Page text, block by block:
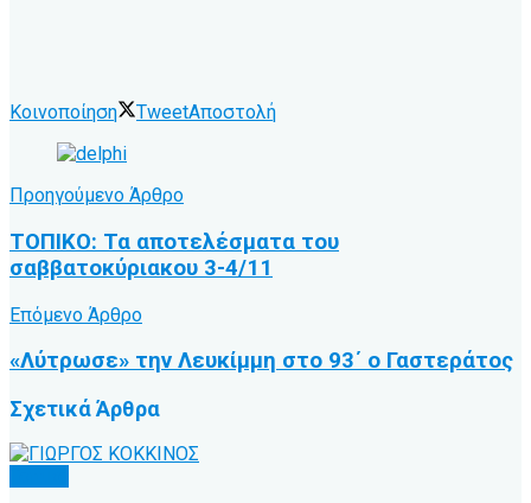
Κοινοποίηση TweetΑποστολή
Προηγούμενο Άρθρο
ΤΟΠΙΚΟ: Τα αποτελέσματα του
σαββατοκύριακου 3-4/11
Επόμενο Άρθρο
«Λύτρωσε» την Λευκίμμη στο 93΄ ο Γαστεράτος
ΣχετικάΆρθρα